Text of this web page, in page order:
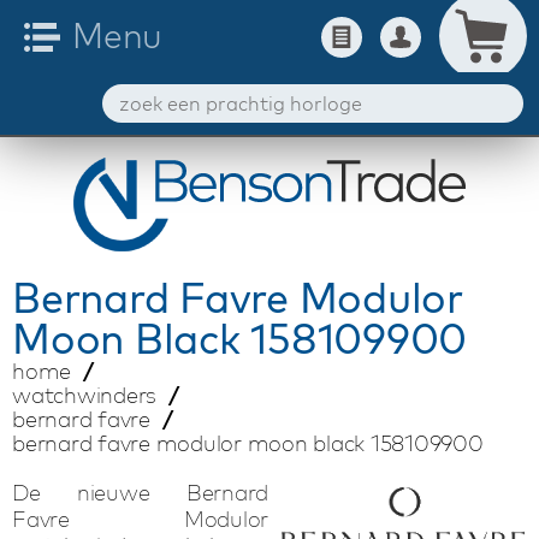
Bernard Favre Modulor
Moon Black 158109900
home
watchwinders
bernard favre
bernard favre modulor moon black 158109900
De nieuwe Bernard
Favre Modulor